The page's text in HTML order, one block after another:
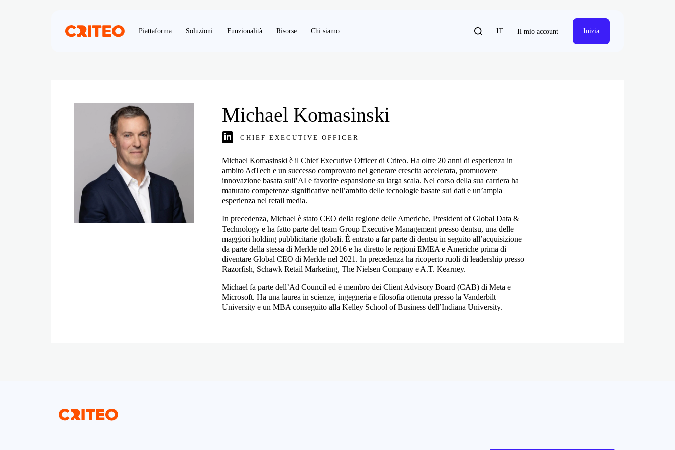
Piattaforma Soluzioni Funzionalità Risorse Chi siamo IT Il mio account Inizia
Michael Komasinski
CHIEF EXECUTIVE OFFICER
Michael Komasinski è il Chief Executive Officer di Criteo. Ha oltre 20 anni di esperienza in
ambito AdTech e un successo comprovato nel generare crescita accelerata, promuovere
innovazione basata sull’AI e favorire espansione su larga scala. Nel corso della sua carriera ha
maturato competenze significative nell’ambito delle tecnologie basate sui dati e un’ampia
esperienza nel retail media.
In precedenza, Michael è stato CEO della regione delle Americhe, President of Global Data &
Technology e ha fatto parte del team Group Executive Management presso dentsu, una delle
maggiori holding pubblicitarie globali. È entrato a far parte di dentsu in seguito all’acquisizione
da parte della stessa di Merkle nel 2016 e ha diretto le regioni EMEA e Americhe prima di
diventare Global CEO di Merkle nel 2021. In precedenza ha ricoperto ruoli di leadership presso
Razorfish, Schawk Retail Marketing, The Nielsen Company e A.T. Kearney.
Michael fa parte dell’Ad Council ed è membro dei Client Advisory Board (CAB) di Meta e
Microsoft. Ha una laurea in scienze, ingegneria e filosofia ottenuta presso la Vanderbilt
University e un MBA conseguito alla Kelley School of Business dell’Indiana University.